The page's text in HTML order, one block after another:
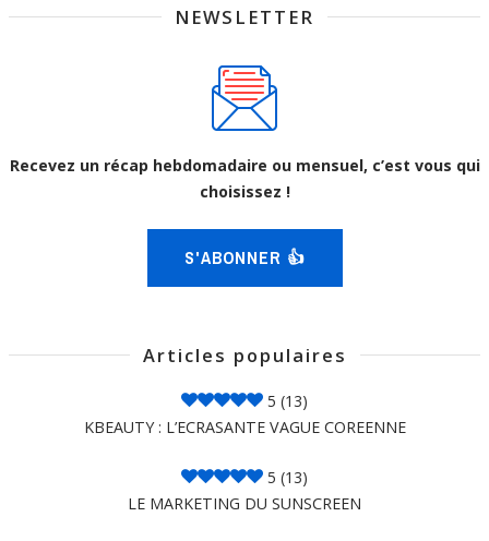
NEWSLETTER
Recevez un récap hebdomadaire ou mensuel, c’est vous qui
choisissez !
S'ABONNER 👍
Articles populaires
5 (13)
KBEAUTY : L’ECRASANTE VAGUE COREENNE
5 (13)
LE MARKETING DU SUNSCREEN